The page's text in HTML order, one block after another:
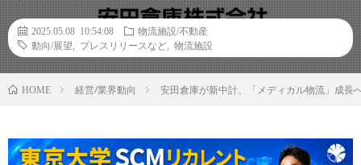
2025.05.08 10:54:08
物流施設/不動産
動向/展望
プレスリリースなど 物流施設
HOME 経営/業界動向 安田倉庫が新中計、「メディカル物流」成長